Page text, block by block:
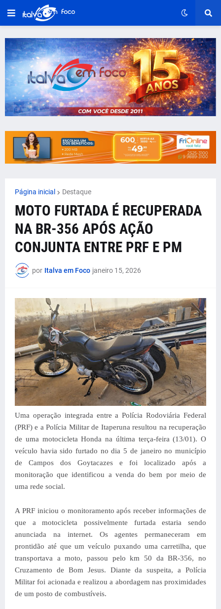
Página inicial Destaque
MOTO FURTADA É RECUPERADA
NA BR-356 APÓS AÇÃO
CONJUNTA ENTRE PRF E PM
por Italva em Foco janeiro 15, 2026
Uma operação integrada entre a Polícia Rodoviária Federal
(PRF) e a Polícia Militar de Itaperuna resultou na recuperação
de uma motocicleta Honda na última terça-feira (13/01). O
veículo havia sido furtado no dia 5 de janeiro no município
de Campos dos Goytacazes e foi localizado após a
monitoração que identificou a venda do bem por meio de
uma rede social.
A PRF iniciou o monitoramento após receber informações de
que a motocicleta possivelmente furtada estaria sendo
anunciada na internet. Os agentes permaneceram em
prontidão até que um veículo puxando uma carretilha, que
transportava a moto, passou pelo km 50 da BR-356, no
Cruzamento de Bom Jesus. Diante da suspeita, a Polícia
Militar foi acionada e realizou a abordagem nas proximidades
de um posto de combustíveis.